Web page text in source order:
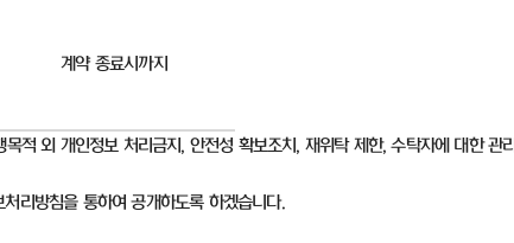
계약 종료시까지
적 외 개인정보 처리금지 , 안전성 확보조치 , 재위탁 제한,수탁자에 대한 관리
리방침을 통하여 공개하도록 하겠습니다.